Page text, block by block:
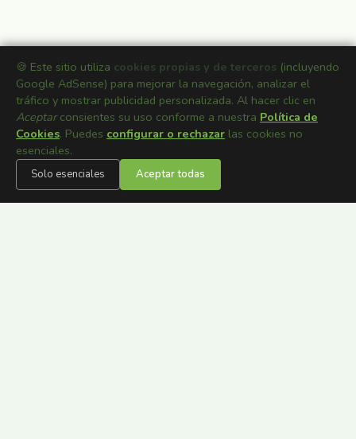
🍪 Este sitio utiliza cookies propias y de terceros (incluyendo
Google AdSense) para mejorar la navegación, analizar el
tráfico y mostrar publicidad personalizada. Al hacer clic en
Aceptarconsientes su uso conforme a nuestra Política de
Cookies. Puedes configurar o rechazar las cookies no
esenciales.
Solo esenciales Aceptar todas